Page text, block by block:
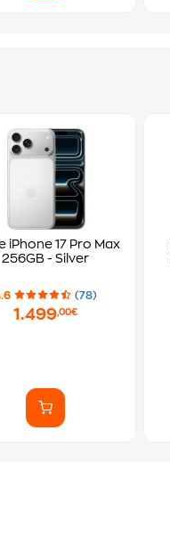
iPhone 17 Pro Max
256GB - Silver
(78)
1.499,00€